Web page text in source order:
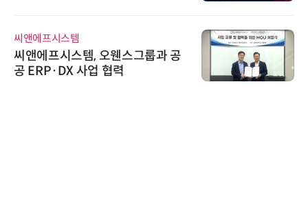
씨앤에프시스템
씨앤에프시스템, 오웬스그룹과 공
공 ERP·DX 사업 협력